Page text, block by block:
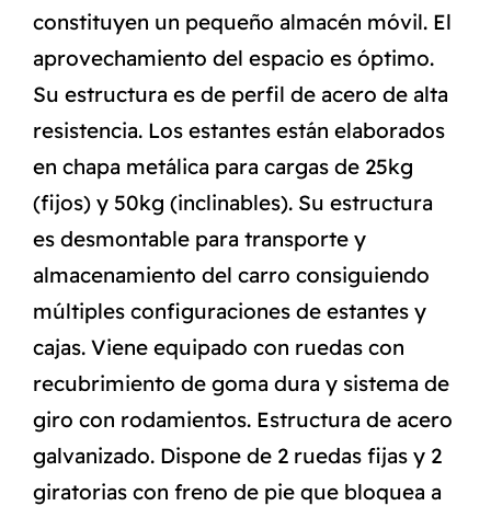
constituyen un pequeño almacén móvil. El
aprovechamiento del espacio es óptimo.
Su estructura es de perfil de acero de alta
resistencia. Los estantes están elaborados
en chapa metálica para cargas de 25kg
(fijos) y 50kg (inclinables). Su estructura
es desmontable para transporte y
almacenamiento del carro consiguiendo
múltiples configuraciones de estantes y
cajas. Viene equipado con ruedas con
recubrimiento de goma dura y sistema de
giro con rodamientos. Estructura de acero
galvanizado. Dispone de 2 ruedas fijas y 2
giratorias con freno de pie que bloquea a